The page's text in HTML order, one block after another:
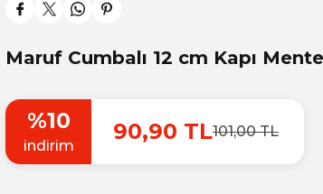
Maruf Cumbalı 12 cm Kapı
%10
indirim
90,90 TL101,00 TL